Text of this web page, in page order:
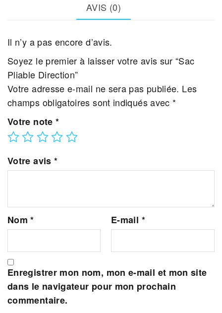
AVIS (0)
Il n’y a pas encore d’avis.
Soyez le premier à laisser votre avis sur “Sac
Pliable Direction”
Votre adresse e-mail ne sera pas publiée. Les
champs obligatoires sont indiqués avec *
Votre note *
Votre avis *
Nom* E-mail *
Enregistrer mon nom, mon e-mail et mon site
dans le navigateur pour mon prochain
commentaire.